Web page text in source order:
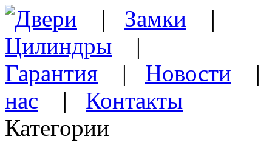
Двери | Замки |
Цилиндры |
Гарантия | Новости
нас | Контакты
Категории